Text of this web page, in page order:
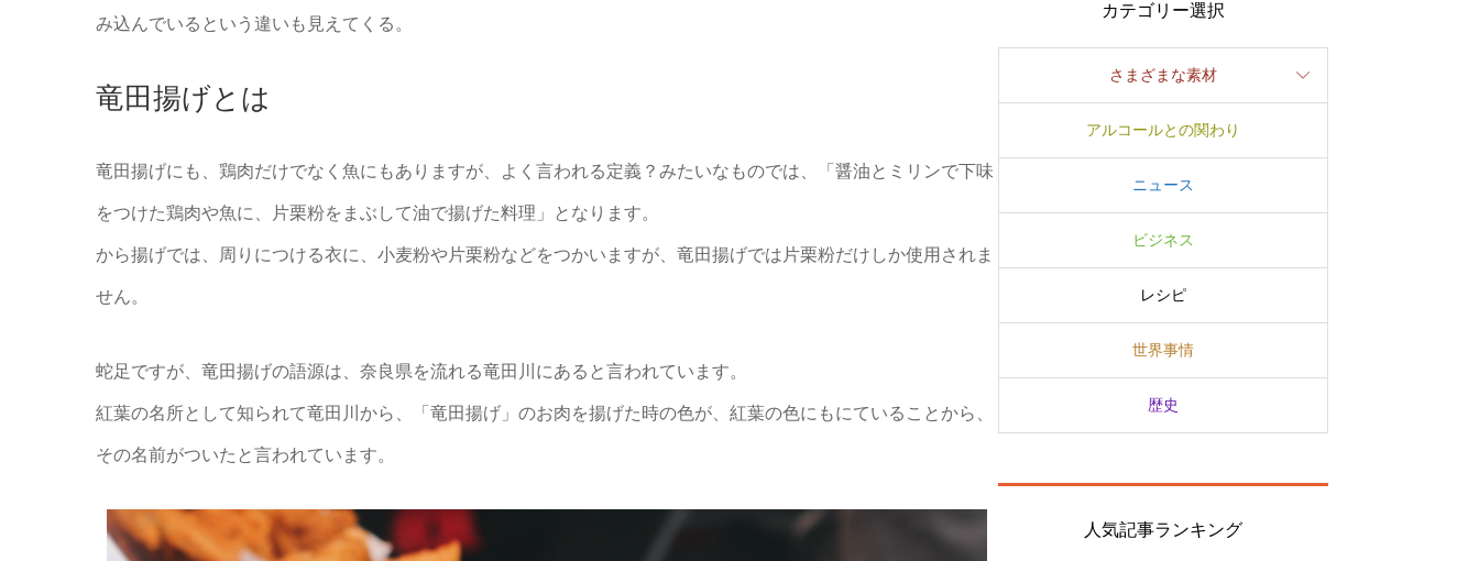
み込んでいるという違いも見えてくる。
竜田揚げとは
竜田揚げにも、鶏肉だけでなく魚にもありますが、よく言われる定義？みたいなものでは、「醤油とミリンで下味
をつけた鶏肉や魚に、片栗粉をまぶして油で揚げた料理」となります。
から揚げでは、周りにつける衣に、小麦粉や片栗粉などをつかいますが、竜田揚げでは片栗粉だけしか使用されま
せん。
蛇足ですが、竜田揚げの語源は、奈良県を流れる竜田川にあると言われています。
紅葉の名所として知られて竜田川から、「竜田揚げ」のお肉を揚げた時の色が、紅葉の色にもにていることから、
その名前がついたと言われています。
カテゴリー選択
さまざまな素材
アルコールとの関わり
ニュース
ビジネス
レシピ
世界事情
歴史
人気記事ランキング